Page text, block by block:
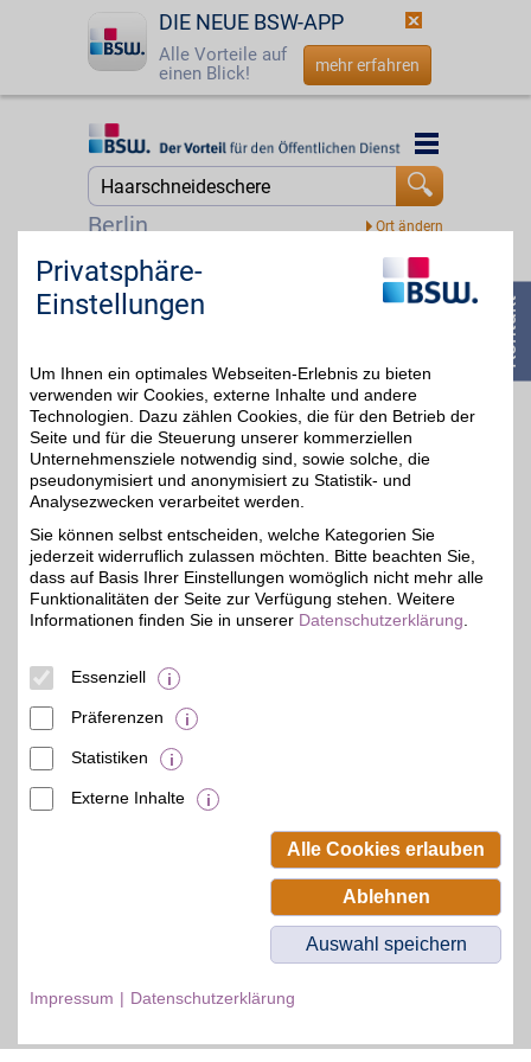
DIE NEUE BSW-APP
Alle Vorteile auf
einen Blick!
mehr erfahren
Startseite
☎ 0800 - 279 25 82
Berlin
Startseite
Hickenbick Hair
Verwirklichen Sie Ihren
persönliche
Haarverlängerung. Egal
ob Clip in Extensions,
Tape Extensions aus
Echthaar oder Bonding
Extensions - hier können
Sie den Wunsch von
langen Haaren
Wirklichkeit werden
lassen und sparen mit
BSW-Vorteil.
Zum Partnerprofil
© BSW Verbraucher-Service
Beamten-Selbsthilfewerk GmbH.
Privatsphäre-
Einstellungen
Um Ihnen ein optimales Webseiten-Erlebnis zu bieten
verwenden wir Cookies, externe Inhalte und andere
Technologien. Dazu zählen Cookies, die für den Betrieb der
Seite und für die Steuerung unserer kommerziellen
Unternehmensziele notwendig sind, sowie solche, die
pseudonymisiert und anonymisiert zu Statistik- und
Analysezwecken verarbeitet werden.
Sie können selbst entscheiden, welche Kategorien Sie
jederzeit widerruflich zulassen möchten. Bitte beachten Sie,
dass auf Basis Ihrer Einstellungen womöglich nicht mehr alle
Funktionalitäten der Seite zur Verfügung stehen. Weitere
Informationen finden Sie in unserer Datenschutzerklärung
Essenziell
Präferenzen
Statistiken
Externe Inhalte
Alle Cookies erlauben
Ablehnen
Auswahl speichern
Impressum Datenschutzerklärung